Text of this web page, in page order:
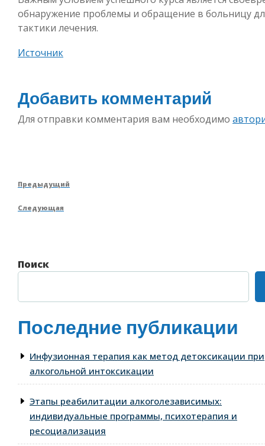
обнаружение проблемы и обращение в больницу
тактики лечения.
Источник
Добавить комментарий
Для отправки комментария вам необходимо
Навигация
по
записям
Предыдущая
Предыдущий
Следующая
Следующая
Поиск
Последние публикации
Инфузионная терапия как метод детоксикации при
алкогольной интоксикации
Этапы реабилитации алкоголезависимых:
индивидуальные программы, психотерапия и
ресоциализация